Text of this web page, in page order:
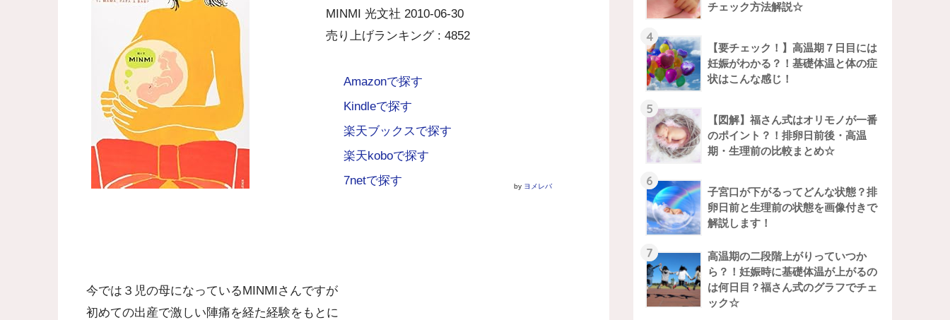
MINMI 光文社 2010-06-30
売り上げランキング : 4852
Amazonで探す
Kindleで探す
楽天ブックスで探す
楽天koboで探す
7netで探す
by ヨメレバ
今では３児の母になっているMINMIさんですが
初めての出産で激しい陣痛を経た経験をもとに
チェック方法解説☆
4
【要チェック！】高温期７日目には
妊娠がわかる？！基礎体温と体の症
状はこんな感じ！
5
【図解】福さん式はオリモノが一番
のポイント？！排卵日前後・高温
期・生理前の比較まとめ☆
6
子宮口が下がるってどんな状態？排
卵日前と生理前の状態を画像付きで
解説します！
7
高温期の二段階上がりっていつか
ら？！妊娠時に基礎体温が上がるの
は何日目？福さん式のグラフでチェ
ック☆